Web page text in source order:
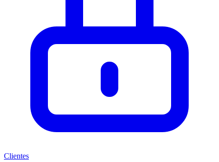
Clientes